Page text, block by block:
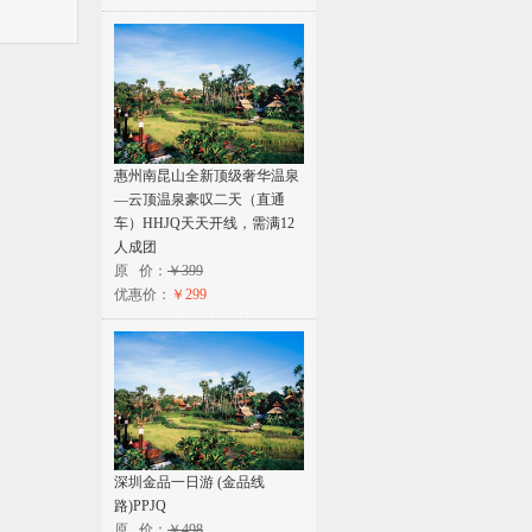
惠州南昆山全新顶级奢华温泉
—云顶温泉豪叹二天（直通
车）HHJQ天天开线，需满12
人成团
原 价： ￥399
优惠价： ￥299
深圳金品一日游 (金品线
路)PPJQ